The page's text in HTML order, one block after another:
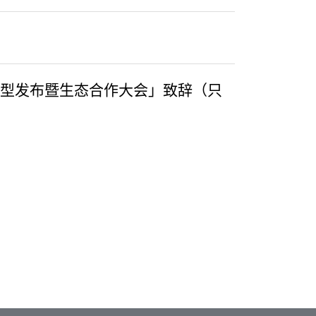
发布暨生态合作大会」致辞（只